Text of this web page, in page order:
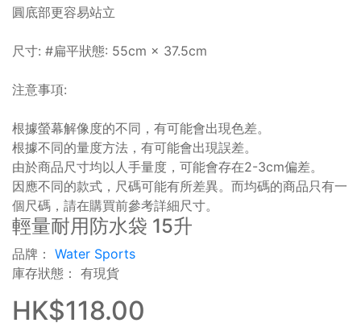
圓底部更容易站立
尺寸: #扁平狀態: 55cm × 37.5cm
注意事項:
根據螢幕解像度的不同，有可能會出現色差。
根據不同的量度方法，有可能會出現誤差。
由於商品尺寸均以人手量度，可能會存在2-3cm偏差。
因應不同的款式，尺碼可能有所差異。而均碼的商品只有一
個尺碼，請在購買前參考詳細尺寸。
輕量耐用防水袋 15升
品牌： Water Sports
庫存狀態： 有現貨
HK$118.00